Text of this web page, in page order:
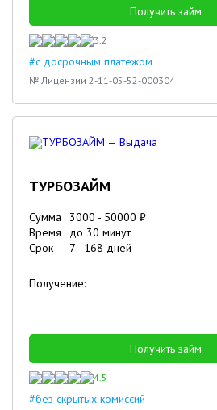
Получить займ
3.2
#с досрочным платежом
№ Лицензии 2-11-05-52-000304
ТУРБОЗАЙМ
Сумма 3000 - 50000 ₽
Время
до 30 минут
Срок
7 - 168 дней
Получение:
Получить займ
4.5
#без скрытых комиссий